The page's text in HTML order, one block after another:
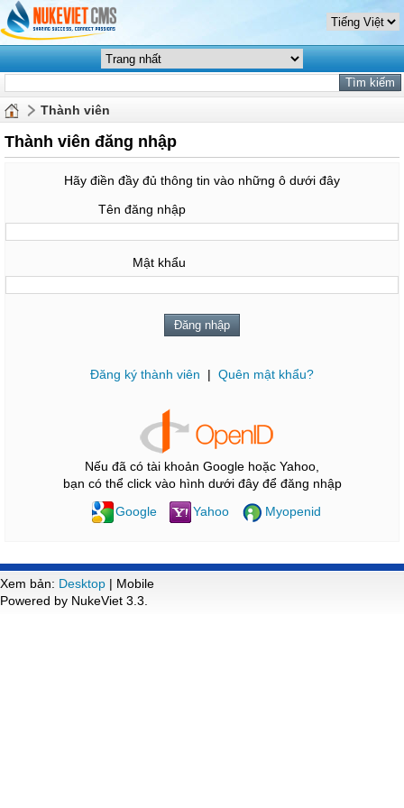
Thành viên
Thành viên đăng nhập
Hãy điền đầy đủ thông tin vào những ô dưới đây
Tên đăng nhập
Mật khẩu
Đăng ký thành viên | Quên mật khẩu?
Nếu đã có tài khoản Google hoặc Yahoo,
bạn có thể click vào hình dưới đây để đăng nhập
Google
Yahoo Myopenid
Xem bản: Desktop | Mobile
Powered by NukeViet 3.3.